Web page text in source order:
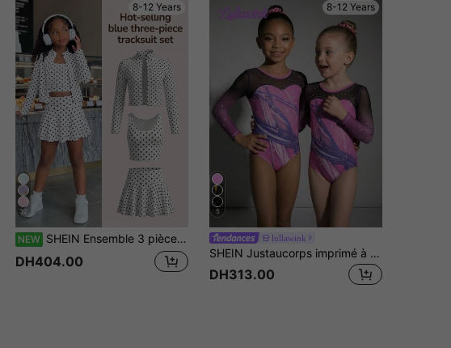
8-12 Years
32
NEW SHEIN Ensemble 3 pièces mode automne/hiver pour fille pré-ado, décontracté, bleu unicolore, t-shirt à manches longues avec col montant et fermeture éclair devant, mini-jupe-short, rentrée scolaire
DH404.00
8-12 Years
5
lullawink
SHEIN Justaucorps imprimé à manches longues extensible pour préadolescentes, léotard de gymnastique en maille colorée pour l'entraînement, la compétition et le port quotidien, tenue de sport confortable avec design de strass
DH313.00